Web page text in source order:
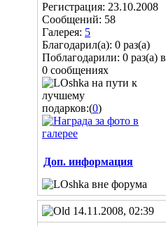
Регистрация: 23.10.2008
Сообщений: 58
Галерея: 5
Благодарил(а): 0 раз(а)
Поблагодарили: 0 раз(а) в
0 сообщениях
подарков:(0)
Доп. информация
14.11.2008, 02:39